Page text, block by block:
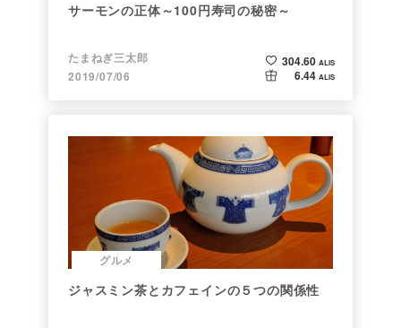
サーモンの正体～100円寿司の秘密～
たまねぎ三太郎
2019/07/06
304.60 ALIS
6.44 ALIS
グルメ
ジャスミン茶とカフェインの５つの関係性